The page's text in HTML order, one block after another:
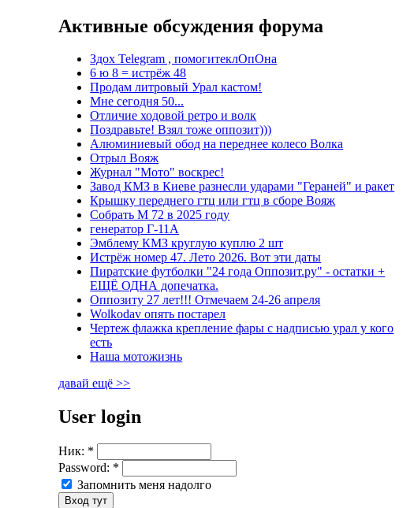
Активные обсуждения форума
Здох Telegram , помогитеклОпОна
6 ю 8 = истрёж 48
Продам литровый Урал кастом!
Мне сегодня 50...
Отличие ходовой ретро и волк
Поздравьте! Взял тоже оппозит)))
Алюминиевый обод на переднее колесо Волка
Отрыл Вояж
Журнал "Мото" воскрес!
Завод КМЗ в Киеве разнесли ударами "Гераней" и ракет
Крышку переднего гтц или гтц в сборе Вояж
Собрать М 72 в 2025 году
генератор Г-11А
Эмблему КМЗ круглую куплю 2 шт
Истрёж номер 47. Лето 2026. Вот эти даты
Пиратские футболки "24 года Оппозит.ру" - остатки +
ЕЩЁ ОДНА допечатка.
Оппозиту 27 лет!!! Отмечаем 24-26 апреля
Wolkodav опять постарел
Чертеж флажка крепление фары с надписью урал у кого
есть
Наша мотожизнь
давай ещё >>
User login
Ник: *
Password: *
Запомнить меня надолго